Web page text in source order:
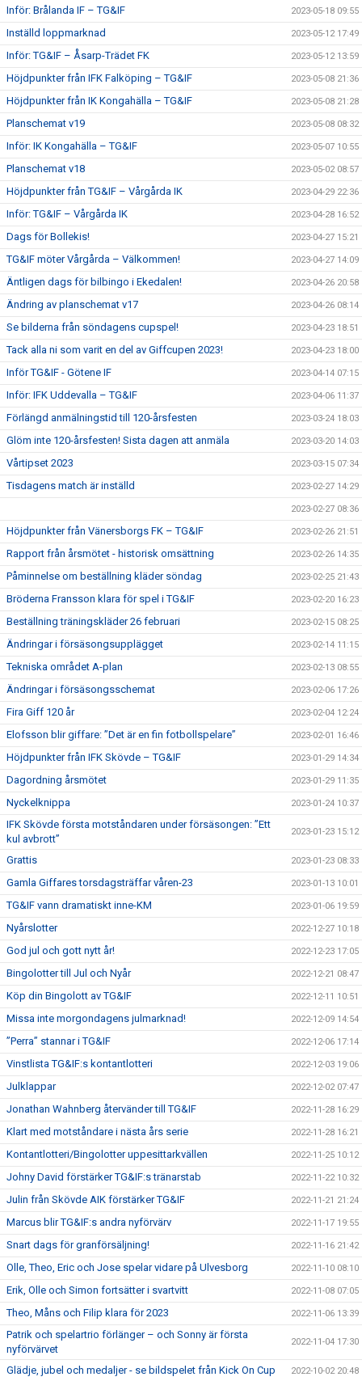
Inför: Brålanda IF – TG&IF 2023-05-18 09:55
Inställd loppmarknad 2023-05-12 17:49
Inför: TG&IF – Åsarp-Trädet FK 2023-05-12 13:59
Höjdpunkter från IFK Falköping – TG&IF 2023-05-08 21:36
Höjdpunkter från IK Kongahälla – TG&IF 2023-05-08 21:28
Planschemat v19 2023-05-08 08:32
Inför: IK Kongahälla – TG&IF 2023-05-07 10:55
Planschemat v18 2023-05-02 08:57
Höjdpunkter från TG&IF – Vårgårda IK 2023-04-29 22:36
Inför: TG&IF – Vårgårda IK 2023-04-28 16:52
Dags för Bollekis! 2023-04-27 15:21
TG&IF möter Vårgårda – Välkommen! 2023-04-27 14:09
Äntligen dags för bilbingo i Ekedalen! 2023-04-26 20:58
Ändring av planschemat v17 2023-04-26 08:14
Se bilderna från söndagens cupspel! 2023-04-23 18:51
Tack alla ni som varit en del av Giffcupen 2023! 2023-04-23 18:00
Inför TG&IF - Götene IF 2023-04-14 07:15
Inför: IFK Uddevalla – TG&IF 2023-04-06 11:37
Förlängd anmälningstid till 120-årsfesten 2023-03-24 18:03
Glöm inte 120-årsfesten! Sista dagen att anmäla 2023-03-20 14:03
Vårtipset 2023 2023-03-15 07:34
Tisdagens match är inställd 2023-02-27 14:29
2023-02-27 08:36
Höjdpunkter från Vänersborgs FK – TG&IF 2023-02-26 21:51
Rapport från årsmötet - historisk omsättning 2023-02-26 14:35
Påminnelse om beställning kläder söndag 2023-02-25 21:43
Bröderna Fransson klara för spel i TG&IF 2023-02-20 16:23
Beställning träningskläder 26 februari 2023-02-15 08:25
Ändringar i försäsongsupplägget 2023-02-14 11:15
Tekniska området A-plan 2023-02-13 08:55
Ändringar i försäsongsschemat 2023-02-06 17:26
Fira Giff 120 år 2023-02-04 12:24
Elofsson blir giffare: ”Det är en fin fotbollspelare” 2023-02-01 16:46
Höjdpunkter från IFK Skövde – TG&IF 2023-01-29 14:34
Dagordning årsmötet 2023-01-29 11:35
Nyckelknippa 2023-01-24 10:37
IFK Skövde första motståndaren under försäsongen: ”Ett
kul avbrott”
2023-01-23 15:12
Grattis 2023-01-23 08:33
Gamla Giffares torsdagsträffar våren-23 2023-01-13 10:01
TG&IF vann dramatiskt inne-KM 2023-01-06 19:59
Nyårslotter 2022-12-27 10:18
God jul och gott nytt år! 2022-12-23 17:05
Bingolotter till Jul och Nyår 2022-12-21 08:47
Köp din Bingolott av TG&IF 2022-12-11 10:51
Missa inte morgondagens julmarknad! 2022-12-09 14:54
”Perra” stannar i TG&IF 2022-12-06 17:14
Vinstlista TG&IF:s kontantlotteri 2022-12-03 19:06
Julklappar 2022-12-02 07:47
Jonathan Wahnberg återvänder till TG&IF 2022-11-28 16:29
Klart med motståndare i nästa års serie 2022-11-28 16:21
Kontantlotteri/Bingolotter uppesittarkvällen 2022-11-25 10:12
Johny David förstärker TG&IF:s tränarstab 2022-11-22 10:32
Julin från Skövde AIK förstärker TG&IF 2022-11-21 21:24
Marcus blir TG&IF:s andra nyförvärv 2022-11-17 19:55
Snart dags för granförsäljning! 2022-11-16 21:42
Olle, Theo, Eric och Jose spelar vidare på Ulvesborg 2022-11-10 08:10
Erik, Olle och Simon fortsätter i svartvitt 2022-11-08 07:05
Theo, Måns och Filip klara för 2023 2022-11-06 13:39
Patrik och spelartrio förlänger – och Sonny är första
nyförvärvet
2022-11-04 17:30
Glädje, jubel och medaljer - se bildspelet från Kick On Cup 2022-10-02 20:48